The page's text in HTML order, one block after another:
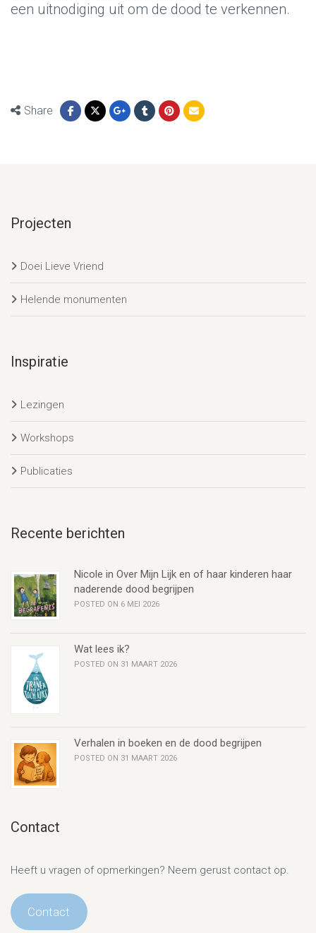
een uitnodiging uit om de dood te verkennen.
Share
Projecten
Doei Lieve Vriend
Helende monumenten
Inspiratie
Lezingen
Workshops
Publicaties
Recente berichten
Nicole in Over Mijn Lijk en of haar kinderen haar
naderende dood begrijpen
POSTED ON 6 MEI 2026
Wat lees ik?
POSTED ON 31 MAART 2026
Verhalen in boeken en de dood begrijpen
POSTED ON 31 MAART 2026
Contact
Heeft u vragen of opmerkingen? Neem gerust contact op.
Contact